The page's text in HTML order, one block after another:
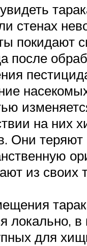
стенах
покидают
после
на них
Они теряют
из своих
локально, в
для